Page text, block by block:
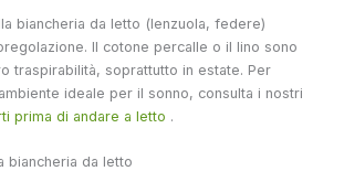
biancheria da letto (lenzuola, federe)
Il cotone percalle o il lino sono
traspirabilità, soprattutto in estate. Per
ideale per il sonno, consulta i nostri
prima di andare a letto .
biancheria da letto